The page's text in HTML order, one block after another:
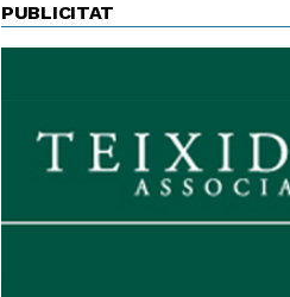
PUBLICITAT